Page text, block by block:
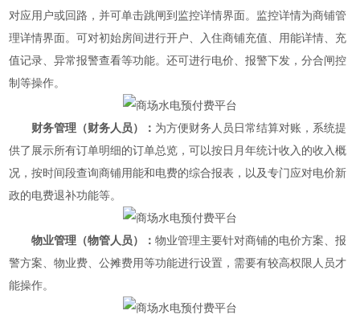
对应用户或回路，并可单击跳闸到监控详情界面。监控详情为商铺管
理详情界面。可对初始房间进行开户、入住商铺充值、用能详情、充
值记录、异常报警查看等功能。还可进行电价、报警下发，分合闸控
制等操作。
财务管理（财务人员）： 为方便财务人员日常结算对账，系统提
供了展示所有订单明细的订单总览，可以按日月年统计收入的收入概
况，按时间段查询商铺用能和电费的综合报表，以及专门应对电价新
政的电费退补功能等。
物业管理（物管人员）：物业管理主要针对商铺的电价方案、报
警方案、物业费、公摊费用等功能进行设置，需要有较高权限人员才
能操作。